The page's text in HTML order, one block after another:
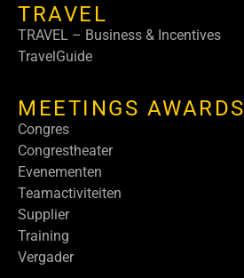
TRAVEL
TRAVEL – Business & Incentives
TravelGuide
MEETINGS AWARDS
Congres
Congrestheater
Evenementen
Teamactiviteiten
Supplier
Training
Vergader